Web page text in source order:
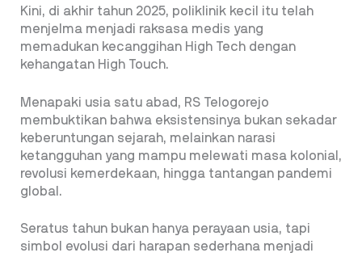
Kini, di akhir tahun 2025, poliklinik kecil itu telah
menjelma menjadi raksasa medis yang
memadukan kecanggihan High Tech dengan
kehangatan High Touch.
Menapaki usia satu abad, RS Telogorejo
membuktikan bahwa eksistensinya bukan sekadar
keberuntungan sejarah, melainkan narasi
ketangguhan yang mampu melewati masa kolonial,
revolusi kemerdekaan, hingga tantangan pandemi
global.
Seratus tahun bukan hanya perayaan usia, tapi
simbol evolusi dari harapan sederhana menjadi